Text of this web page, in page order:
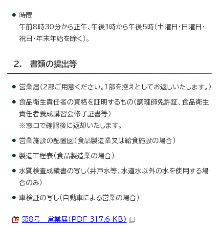
時間
午前8時30分から正午、午後1時から午後5時（土曜日・日曜日・
祝日・年末年始を除く）。
2. 書類の提出等
営業届（2部ご用意ください。1部を控えとしてお返しいたします。）
食品衛生責任者の資格を証明するもの（調理師免許証、食品衛生
責任者養成講習会修了証書等）
※窓口で確認後に返却いたします。
営業施設の配置図（食品製造業又は給食施設の場合）
製造工程表（食品製造業の場合）
水質検査成績書の写し（井戸水等、水道水以外の水を使用する場
合のみ）
車検証の写し（自動車による営業の場合）
第8号 営業届（PDF 317.6 KB）